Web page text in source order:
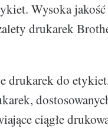
Wysoka jakość
drukarek
drukarek do
ciągłe